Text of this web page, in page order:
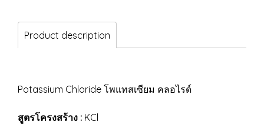
Product description
Potassium Chloride โพแทสเซียม คลอไรด์
สูตรโครงสร้าง : KCl